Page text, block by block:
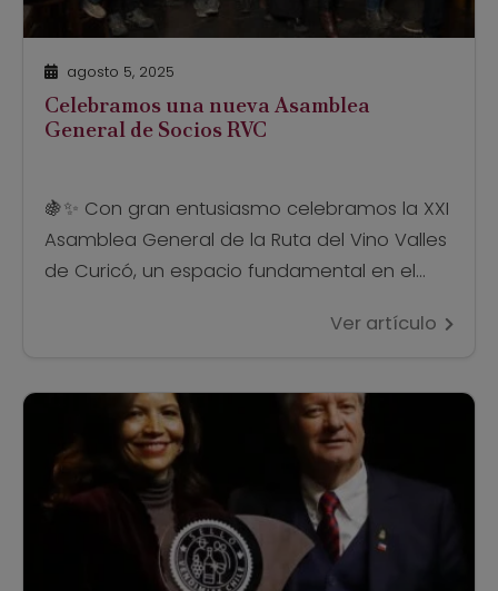
agosto 5, 2025
Celebramos una nueva Asamblea
General de Socios RVC
🍇✨ Con gran entusiasmo celebramos la XXI
Asamblea General de la Ruta del Vino Valles
de Curicó, un espacio fundamental en el
construido y proyectar lo que se viene. 📍
@hotelboutiqueraices, donde compartimos
una jornada de conversación, evaluación […]
Ver artículo